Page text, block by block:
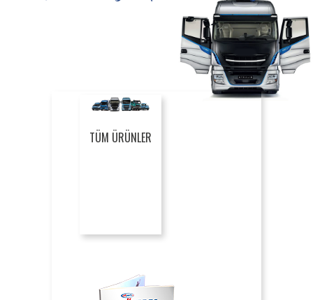
TÜM ÜRÜNLER